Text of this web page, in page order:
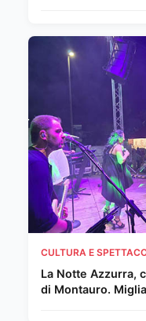
CULTURA E
La Notte Azzurra,
di Montauro.